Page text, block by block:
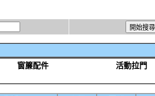
窗簾配件
活動拉門